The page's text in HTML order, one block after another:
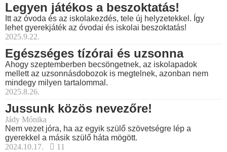
Legyen játékos a beszoktatás!
Itt az óvoda és az iskolakezdés, tele új helyzetekkel. Így
lehet gyerekjáték az óvodai és iskolai beszoktatás!
2025.9.22.
Egészséges tízórai és uzsonna
Ahogy szeptemberben becsöngetnek, az iskolapadok
mellett az uzsonnásdobozok is megtelnek, azonban nem
mindegy milyen tartalommal.
2025.8.26.
Jussunk közös nevezőre!
Jády Mónika
Nem vezet jóra, ha az egyik szülő szövetségre lép a
gyerekkel a másik szülő háta mögött.
2024.10.17.
11